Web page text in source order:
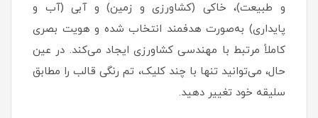
و طبیعت)، خاکی (کشاورزی و زمین) و آبی (آب و
پایداری) به‌صورت هدفمند انتخاب شده و هویت بصری
کاملاً مرتبط با مهندسی کشاورزی ایجاد می‌کند. در عین
حال، می‌توانید تنها با چند کلیک، تم رنگی قالب را مطابق
سلیقه خود تغییر دهید.